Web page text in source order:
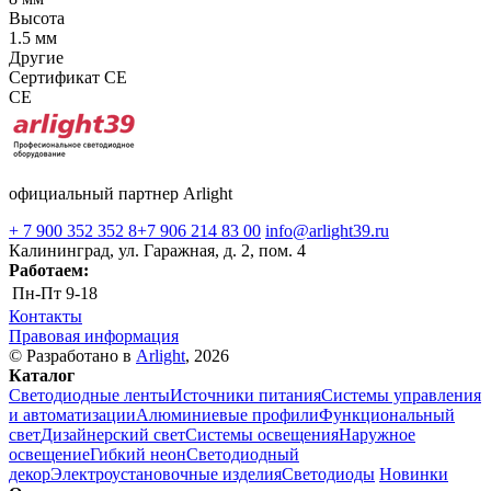
Высота
1.5 мм
Другие
Сертификат CE
CE
официальный партнер Arlight
+ 7 900 352 352 8+7 906 214 83 00 info@arlight39.ru
Калининград, ул. Гаражная, д. 2, пом. 4
Работаем:
Пн-Пт 9-18
Контакты
Правовая информация
© Разработано в Arlight, 2026
Каталог
Светодиодные лентыИсточники питанияСистемы управления
и автоматизацииАлюминиевые профилиФункциональный
светДизайнерский светСистемы освещенияНаружное
освещениеГибкий неонСветодиодный
декорЭлектроустановочные изделияСветодиоды Новинки